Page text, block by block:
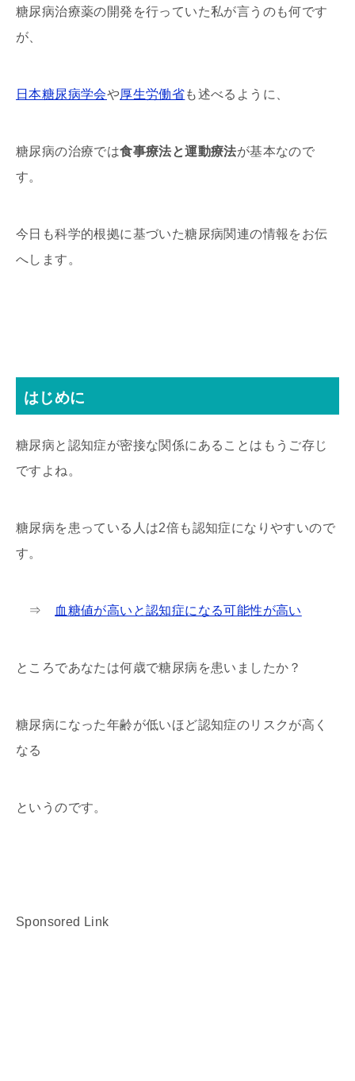
糖尿病治療薬の開発を行っていた私が言うのも何です
が、
日本糖尿病学会や厚生労働省も述べるように、
糖尿病の治療では食事療法と運動療法が基本なので
す。
今日も科学的根拠に基づいた糖尿病関連の情報をお伝
へします。
はじめに
糖尿病と認知症が密接な関係にあることはもうご存じ
ですよね。
糖尿病を患っている人は2倍も認知症になりやすいので
す。
⇒ 血糖値が高いと認知症になる可能性が高い
ところであなたは何歳で糖尿病を患いましたか？
糖尿病になった年齢が低いほど認知症のリスクが高く
なる
というのです。
Sponsored Link